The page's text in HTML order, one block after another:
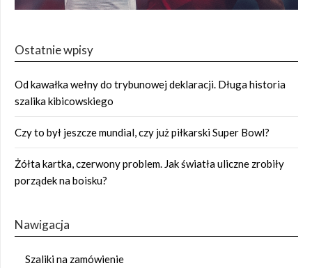
Ostatnie wpisy
Od kawałka wełny do trybunowej deklaracji. Długa historia
szalika kibicowskiego
Czy to był jeszcze mundial, czy już piłkarski Super Bowl?
Żółta kartka, czerwony problem. Jak światła uliczne zrobiły
porządek na boisku?
Nawigacja
Szaliki na zamówienie